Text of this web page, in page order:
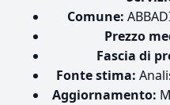
Comune:
Prezzo
Fascia di
Fonte stima:
Aggiornamento: